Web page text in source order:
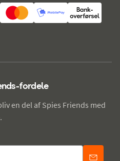
fordele
en del af Spies Friends med